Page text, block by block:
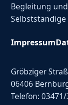
Begleitung
Impressum
Gröbziger
06406
Telefon: